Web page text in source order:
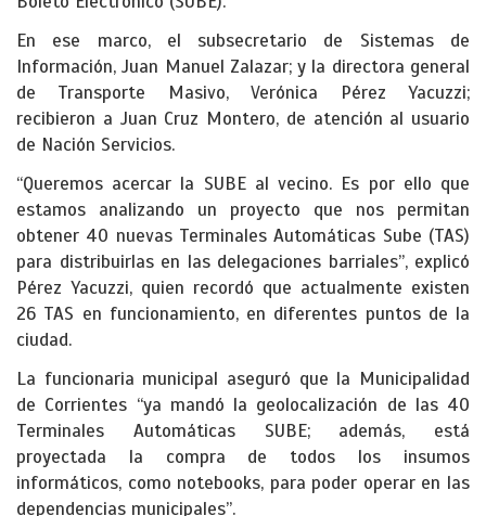
En ese marco, el subsecretario de Sistemas de
Información, Juan Manuel Zalazar; y la directora general
de Transporte Masivo, Verónica Pérez Yacuzzi;
recibieron a Juan Cruz Montero, de atención al usuario
de Nación Servicios.
“Queremos acercar la SUBE al vecino. Es por ello que
estamos analizando un proyecto que nos permitan
obtener 40 nuevas Terminales Automáticas Sube (TAS)
para distribuirlas en las delegaciones barriales”, explicó
Pérez Yacuzzi, quien recordó que actualmente existen
26 TAS en funcionamiento, en diferentes puntos de la
ciudad.
La funcionaria municipal aseguró que la Municipalidad
de Corrientes “ya mandó la geolocalización de las 40
Terminales Automáticas SUBE; además, está
proyectada la compra de todos los insumos
informáticos, como notebooks, para poder operar en las
dependencias municipales”.